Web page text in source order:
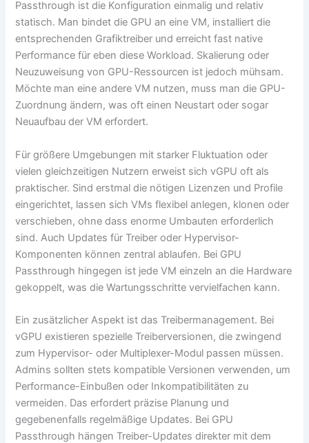
Passthrough ist die Konfiguration einmalig und relativ
statisch. Man bindet die GPU an eine VM, installiert die
entsprechenden Grafiktreiber und erreicht fast native
Performance für eben diese Workload. Skalierung oder
Neuzuweisung von GPU-Ressourcen ist jedoch mühsam.
Möchte man eine andere VM nutzen, muss man die GPU-
Zuordnung ändern, was oft einen Neustart oder sogar
Neuaufbau der VM erfordert.
Für größere Umgebungen mit starker Fluktuation oder
vielen gleichzeitigen Nutzern erweist sich vGPU oft als
praktischer. Sind erstmal die nötigen Lizenzen und Profile
eingerichtet, lassen sich VMs flexibel anlegen, klonen oder
verschieben, ohne dass enorme Umbauten erforderlich
sind. Auch Updates für Treiber oder Hypervisor-
Komponenten können zentral ablaufen. Bei GPU
Passthrough hingegen ist jede VM einzeln an die Hardware
gekoppelt, was die Wartungsschritte vervielfachen kann.
Ein zusätzlicher Aspekt ist das Treibermanagement. Bei
vGPU existieren spezielle Treiberversionen, die zwingend
zum Hypervisor- oder Multiplexer-Modul passen müssen.
Admins sollten stets kompatible Versionen verwenden, um
Performance-Einbußen oder Inkompatibilitäten zu
vermeiden. Das erfordert präzise Planung und
gegebenenfalls regelmäßige Updates. Bei GPU
Passthrough hängen Treiber-Updates direkter mit dem